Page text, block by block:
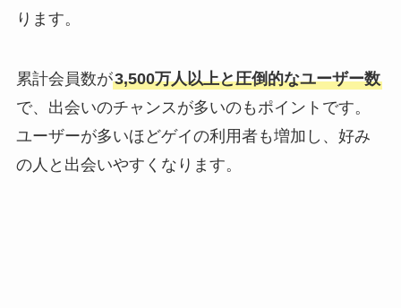
ります。
累計会員数が3,500万人以上と圧倒的なユーザー数
で、出会いのチャンスが多いのもポイントです。
ユーザーが多いほどゲイの利用者も増加し、好み
の人と出会いやすくなります。